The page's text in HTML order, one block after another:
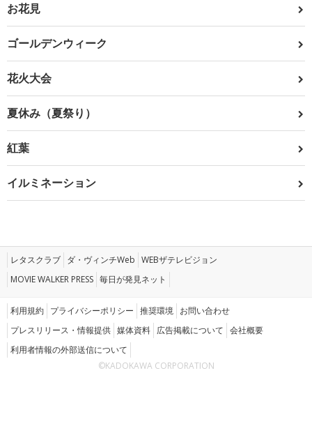
お花見
ゴールデンウィーク
花火大会
夏休み（夏祭り）
紅葉
イルミネーション
レタスクラブ ダ・ヴィンチWeb WEBザテレビジョン
MOVIE WALKER PRESS 毎日が発見ネット
利用規約 プライバシーポリシー 推奨環境 お問い合わせ
プレスリリース・情報提供 媒体資料 広告掲載について 会社概要
利用者情報の外部送信について
©KADOKAWA CORPORATION